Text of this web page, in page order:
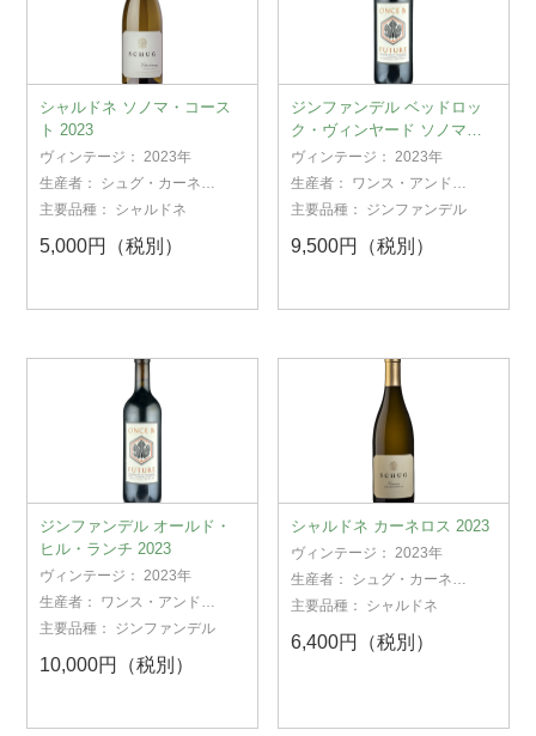
シャルドネ ソノマ・コース
ト 2023
ヴィンテージ：2023年
生産者： シュグ・カーネロ
ス・エステート・ワイナリー
主要品種： シャルドネ
5,000円（税別）
ジンファンデル ベッドロッ
ク・ヴィンヤード ソノマ・
ヴァレー 2023
ヴィンテージ：2023年
生産者： ワンス・アンド・
フューチャー
主要品種： ジンファンデル
9,500円（税別）
ジンファンデル オールド・
ヒル・ランチ 2023
ヴィンテージ：2023年
生産者： ワンス・アンド・
フューチャー
主要品種： ジンファンデル
10,000円（税別）
シャルドネ カーネロス 2023
ヴィンテージ：2023年
生産者： シュグ・カーネロ
ス・エステート・ワイナリー
主要品種： シャルドネ
6,400円（税別）